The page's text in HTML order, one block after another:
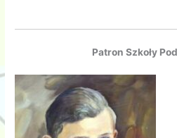
Patron Szkoły